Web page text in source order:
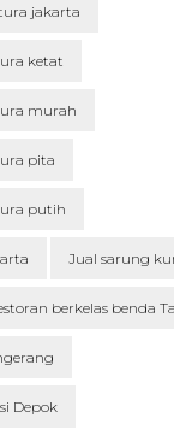
jakarta
ketat
murah
pita
putih
Jual sarung
berkelas benda
Depok